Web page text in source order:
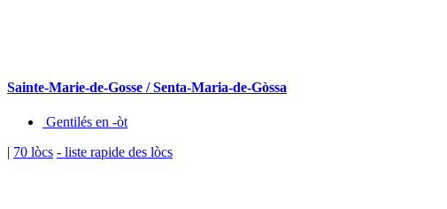
Sainte-Marie-de-Gosse / Senta-Maria-de-Gòssa
Gentilés en -òt
| 70 lòcs - liste rapide des lòcs